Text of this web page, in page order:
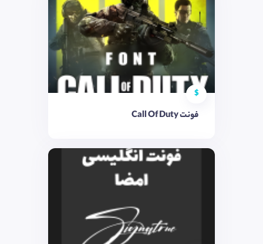
$
فونت Call Of Duty